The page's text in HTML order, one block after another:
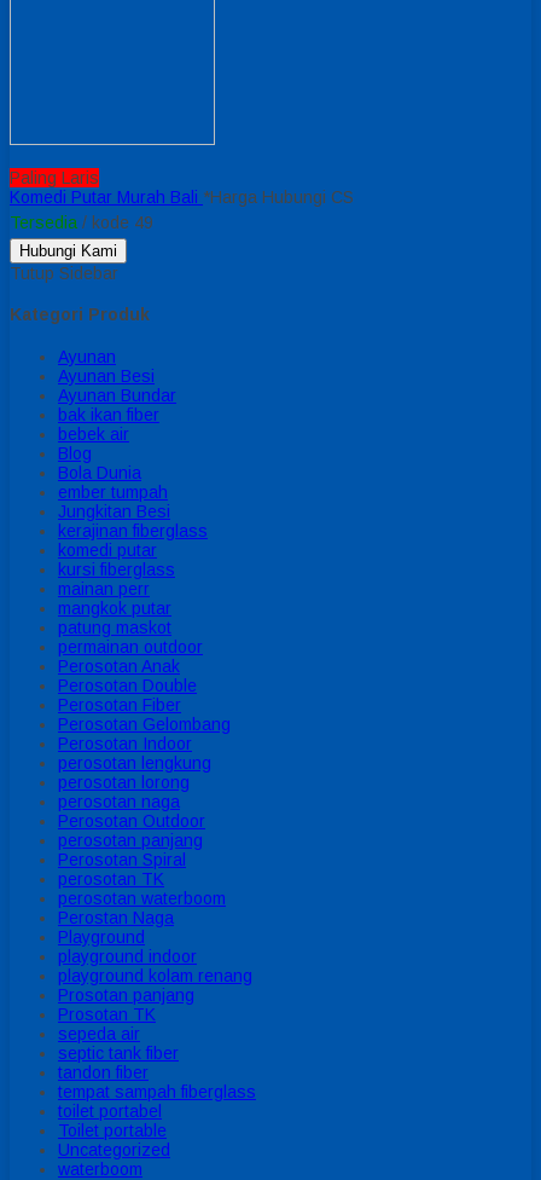
Paling Laris
Komedi Putar Murah Bali *Harga Hubungi CS
Tersedia / kode 49
Hubungi Kami
Tutup Sidebar
Kategori Produk
Ayunan
Ayunan Besi
Ayunan Bundar
bak ikan fiber
bebek air
Blog
Bola Dunia
ember tumpah
Jungkitan Besi
kerajinan fiberglass
komedi putar
kursi fiberglass
mainan perr
mangkok putar
patung maskot
permainan outdoor
Perosotan Anak
Perosotan Double
Perosotan Fiber
Perosotan Gelombang
Perosotan Indoor
perosotan lengkung
perosotan lorong
perosotan naga
Perosotan Outdoor
perosotan panjang
Perosotan Spiral
perosotan TK
perosotan waterboom
Perostan Naga
Playground
playground indoor
playground kolam renang
Prosotan panjang
Prosotan TK
sepeda air
septic tank fiber
tandon fiber
tempat sampah fiberglass
toilet portabel
Toilet portable
Uncategorized
waterboom